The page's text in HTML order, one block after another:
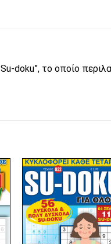
doku”, το οποίο
στην